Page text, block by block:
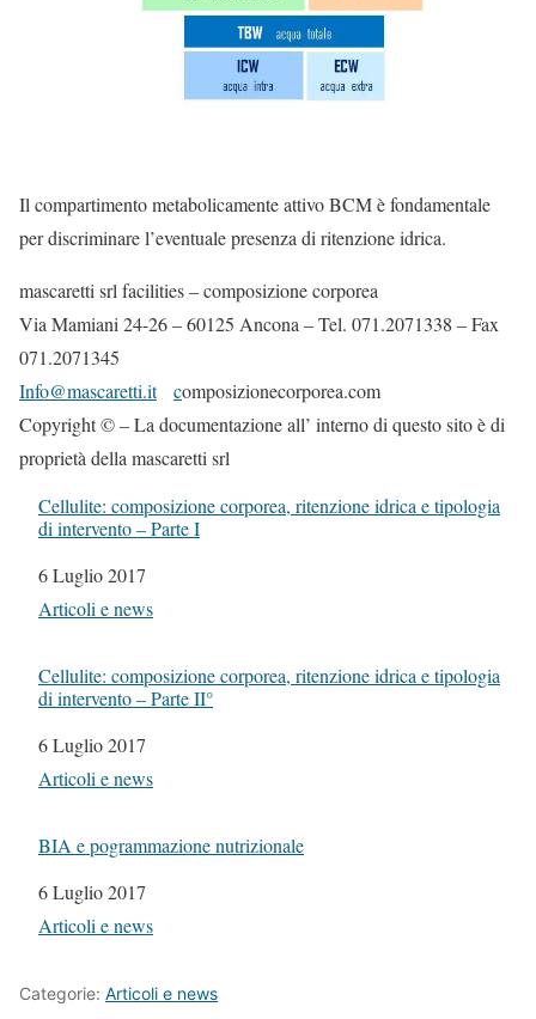
Il compartimento metabolicamente attivo BCM è fondamentale
per discriminare l’eventuale presenza di ritenzione idrica.
mascaretti srl facilities – composizione corporea
Via Mamiani 24-26 – 60125 Ancona – Tel. 071.2071338 – Fax
071.2071345
Info@mascaretti.it
composizionecorporea.com
Copyright © – La documentazione all’ interno di questo sito è di
proprietà della mascaretti srl
Cellulite: composizione corporea, ritenzione idrica e tipologia
di intervento – Parte I
Data
6 Luglio 2017
In relazione a
Articoli e news
Cellulite: composizione corporea, ritenzione idrica e tipologia
di intervento – Parte II°
Data
6 Luglio 2017
In relazione a
Articoli e news
BIA e pogrammazione nutrizionale
Data
6 Luglio 2017
In relazione a
Articoli e news
Categorie: Articoli e news